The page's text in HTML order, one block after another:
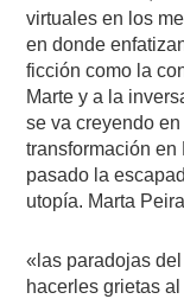
virtuales en los
en donde
ficción como la
Marte y a la
se va creyendo
transformación en
pasado la
utopía. Marta
«las paradojas
hacerles grietas